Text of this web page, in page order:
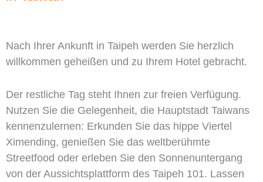
Nach Ihrer Ankunft in Taipeh werden Sie herzlich
willkommen geheißen und zu Ihrem Hotel gebracht.
Der restliche Tag steht Ihnen zur freien Verfügung.
Nutzen Sie die Gelegenheit, die Hauptstadt Taiwans
kennenzulernen: Erkunden Sie das hippe Viertel
Ximending, genießen Sie das weltberühmte
Streetfood oder erleben Sie den Sonnenuntergang
von der Aussichtsplattform des Taipeh 101. Lassen